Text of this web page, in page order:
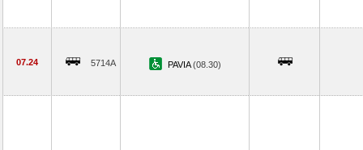
07.24 5714A PAVIA(08.30)